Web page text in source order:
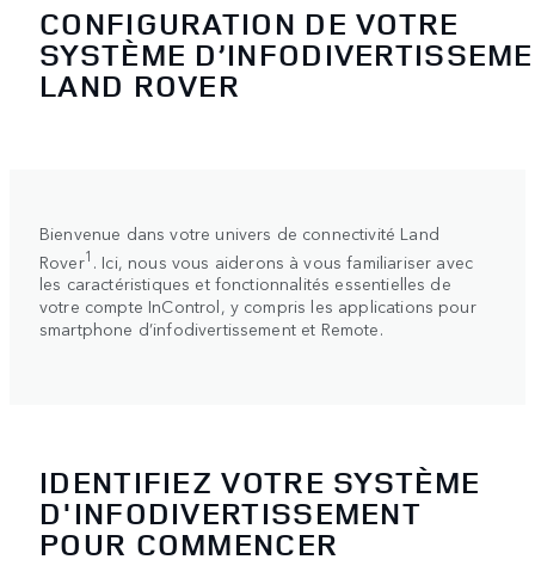
CONFIGURATION DE VOTRE
SYSTÈME
LAND ROVER
Bienvenue dans votre univers de connectivité Land
Rover1 . Ici, nous vous aiderons à vous familiariser avec
les caractéristiques et fonctionnalités essentielles de
votre compte InControl, y compris les applications pour
smartphone d’infodivertissement et Remote.
IDENTIFIEZ VOTRE SYSTÈME
D'INFODIVERTISSEMENT
POUR COMMENCER